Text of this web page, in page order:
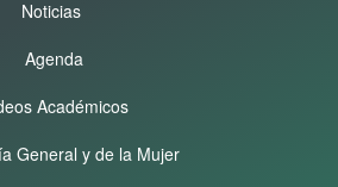
Noticias
Agenda
Académicos
General y de la Mujer